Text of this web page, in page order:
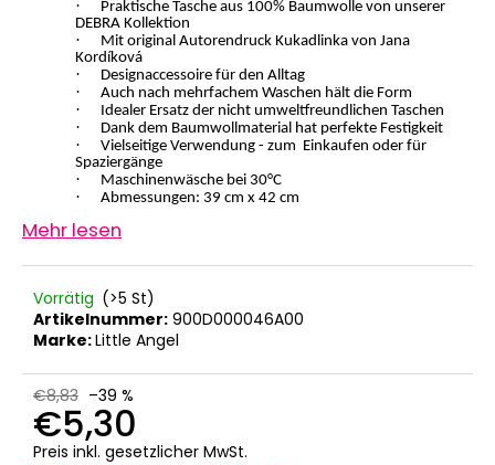
·
Praktische Tasche aus 100% Baumwolle von unserer
DEBRA Kollektion
·
Mit original Autorendruck Kukadlinka von Jana
Kordíková
· Designaccessoire für den Alltag
· Auch nach mehrfachem Waschen hält die Form
· Idealer Ersatz der nicht umweltfreundlichen Taschen
· Dank dem Baumwollmaterial hat perfekte Festigkeit
· Vielseitige Verwendung - zum Einkaufen oder für
Spaziergänge
· Maschinenwäsche bei 30°C
· Abmessungen: 39 cm x 42 cm
Mehr lesen
Vorrätig (>5 St)
Artikelnummer: 900D000046A00
Marke:Little Angel
€8,83 –39 %
€5,30
Preis inkl. gesetzlicher MwSt.
KINDERSITZUNTERLAGE
OUTLAST®
MELIERT